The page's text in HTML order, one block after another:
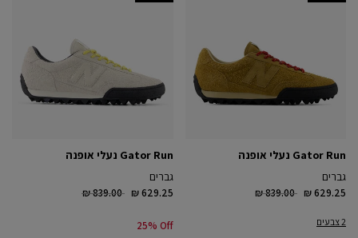
Gator Run נעלי אופנה
גברים
Price reduced from
₪ 839.00 to₪ 629.25
2 צבעים
Gator Run נעלי אופנה
גברים
Price reduced from
₪ 839.00 to₪ 629.25
25% Off